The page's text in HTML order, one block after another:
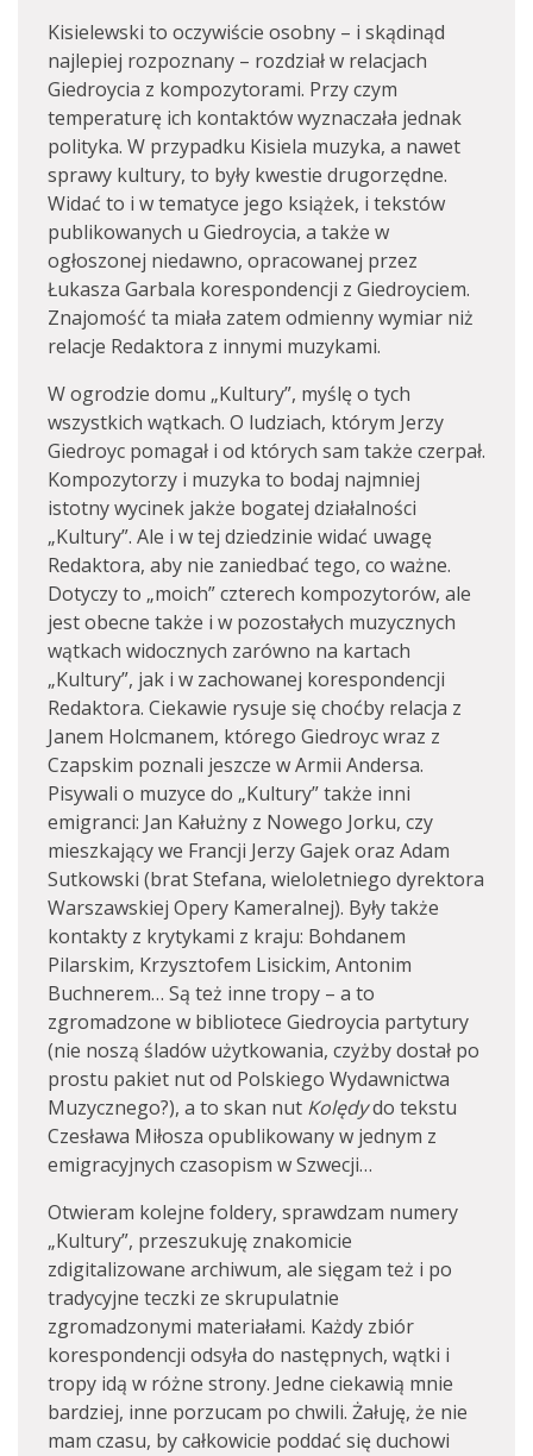
Kisielewski to oczywiście osobny – i skądinąd
najlepiej rozpoznany – rozdział w relacjach
Giedroycia z kompozytorami. Przy czym
temperaturę ich kontaktów wyznaczała jednak
polityka. W przypadku Kisiela muzyka, a nawet
sprawy kultury, to były kwestie drugorzędne.
Widać to i w tematyce jego książek, i tekstów
publikowanych u Giedroycia, a także w
ogłoszonej niedawno, opracowanej przez
Łukasza Garbala korespondencji z Giedroyciem.
Znajomość ta miała zatem odmienny wymiar niż
relacje Redaktora z innymi muzykami.
W ogrodzie domu „Kultury”, myślę o tych
wszystkich wątkach. O ludziach, którym Jerzy
Giedroyc pomagał i od których sam także czerpał.
Kompozytorzy i muzyka to bodaj najmniej
istotny wycinek jakże bogatej działalności
„Kultury”. Ale i w tej dziedzinie widać uwagę
Redaktora, aby nie zaniedbać tego, co ważne.
Dotyczy to „moich” czterech kompozytorów, ale
jest obecne także i w pozostałych muzycznych
wątkach widocznych zarówno na kartach
„Kultury”, jak i w zachowanej korespondencji
Redaktora. Ciekawie rysuje się choćby relacja z
Janem Holcmanem, którego Giedroyc wraz z
Czapskim poznali jeszcze w Armii Andersa.
Pisywali o muzyce do „Kultury” także inni
emigranci: Jan Kałużny z Nowego Jorku, czy
mieszkający we Francji Jerzy Gajek oraz Adam
Sutkowski (brat Stefana, wieloletniego dyrektora
Warszawskiej Opery Kameralnej). Były także
kontakty z krytykami z kraju: Bohdanem
Pilarskim, Krzysztofem Lisickim, Antonim
Buchnerem… Są też inne tropy – a to
zgromadzone w bibliotece Giedroycia partytury
(nie noszą śladów użytkowania, czyżby dostał po
prostu pakiet nut od Polskiego Wydawnictwa
Muzycznego?), a to skan nut Kolędydo tekstu
Czesława Miłosza opublikowany w jednym z
emigracyjnych czasopism w Szwecji…
Otwieram kolejne foldery, sprawdzam numery
„Kultury”, przeszukuję znakomicie
zdigitalizowane archiwum, ale sięgam też i po
tradycyjne teczki ze skrupulatnie
zgromadzonymi materiałami. Każdy zbiór
korespondencji odsyła do następnych, wątki i
tropy idą w różne strony. Jedne ciekawią mnie
bardziej, inne porzucam po chwili. Żałuję, że nie
mam czasu, by całkowicie poddać się duchowi